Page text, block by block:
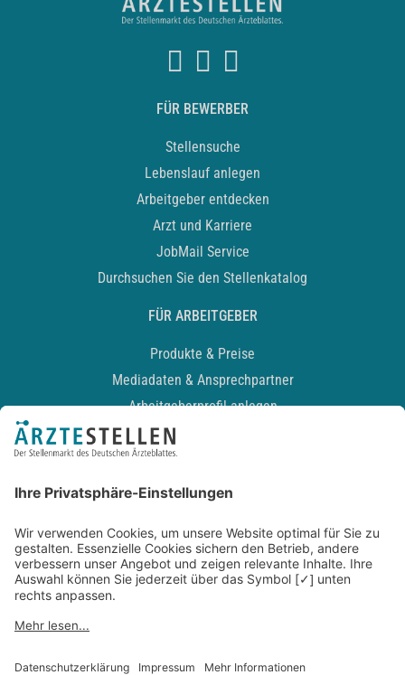
FÜR BEWERBER
Stellensuche
Lebenslauf anlegen
Arbeitgeber entdecken
Arzt und Karriere
JobMail Service
Durchsuchen Sie den Stellenkatalog
FÜR ARBEITGEBER
Produkte & Preise
Mediadaten & Ansprechpartner
Arbeitgeberprofil anlegen
Recruiting-Podcast
Kontakt
Datenschutz
Newsletter